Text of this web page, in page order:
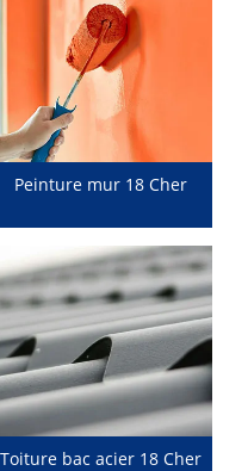
Peinture mur 18 Cher
Toiture bac acier 18 Cher